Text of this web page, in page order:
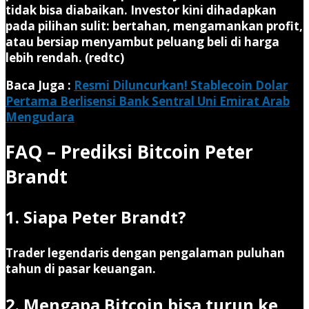
tidak bisa diabaikan. Investor kini dihadapkan
pada pilihan sulit: bertahan, mengamankan profit,
atau bersiap menyambut peluang beli di harga
lebih rendah. (redtc)
Baca Juga : Resmi Diluncurkan! Stablecoin Dolar
Pertama Berlisensi Bank Sentral Uni Emirat Arab
Mengudara
FAQ – Prediksi Bitcoin Peter
Brandt
1. Siapa Peter Brandt?
Trader legendaris dengan pengalaman puluhan
tahun di pasar keuangan.